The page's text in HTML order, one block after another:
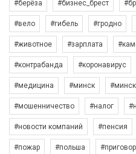
#берёза #бизнес_брест
#вело #гибель #гродно
#животное #зарплата
#контрабанда #коронавирус
#медицина #минск
#мошенничество #налог
#новости компаний #пенсия
#пожар #польша #приговор